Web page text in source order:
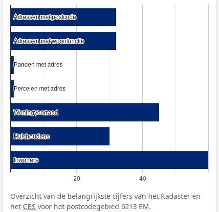
20 40
Adressen met postcode
Adressen met postcode
Adressen met woonfunctie
Adressen met woonfunctie
Panden met adres
Panden met adres
Percelen met adres
Percelen met adres
Woningvoorraad
Woningvoorraad
Huishoudens
Huishoudens
Inwoners
Inwoners
Overzicht van de belangrijkste cijfers van het Kadaster en
het CBS voor het postcodegebied 6213 EM.